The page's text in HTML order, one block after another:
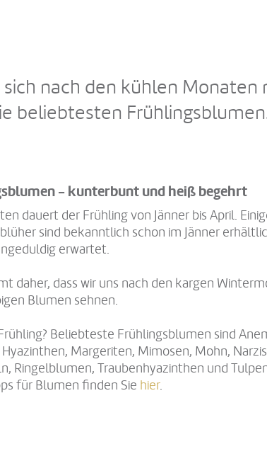
nach den kühlen Monaten
beliebtesten
- kunterbunt und heiß begehrt
dauert der Frühling von Jänner bis April.
sind bekanntlich schon im Jänner
erwartet.
daher, dass wir uns nach den kargen
Blumen sehnen.
Beliebteste Frühlingsblumen sind
Hyazinthen, Margeriten, Mimosen, Mohn,
Ringelblumen, Traubenhyazinthen und
für Blumen finden Sie hier.